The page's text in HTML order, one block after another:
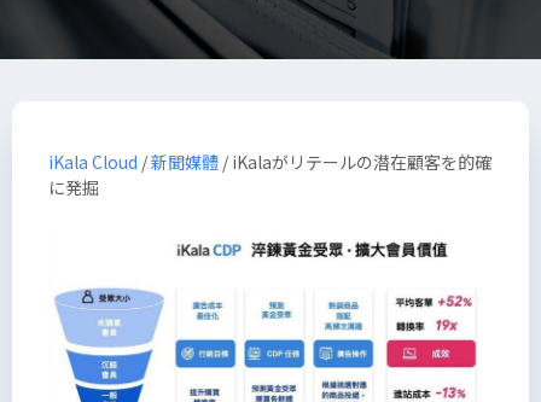
iKala Cloud /新聞媒體 / iKalaがリテールの潜在顧客を的確
に発掘